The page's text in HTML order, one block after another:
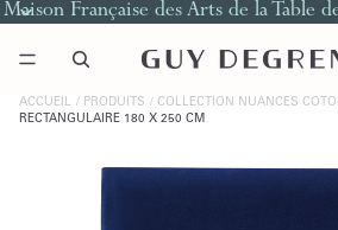
Maison Française des Arts de la Table
ACCUEIL PRODUITS COLLECTION NUANCES
RECTANGULAIRE 180 X 250 CM